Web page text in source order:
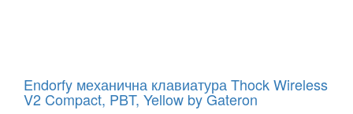
Endorfy механична клавиатура Thock Wireless
V2 Compact, PBT, Yellow by Gateron